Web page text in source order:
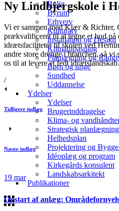
Bolig
Byrum
Erhverv
Kulturarv
Installation og Design
Klimatilpasning
Planlægning og
Børn og unge
Sundhed
Uddannelse
Ydelser
Ydelser
Brugerinddragelse
Klima- og
Strategisk planlægning
Helhedsplan
Projektering og
Idéoplæg og program
Kirkegårds konsulent
Landskabsarkitekt
Publikationer
Ny Lindbjergskole i
Vi er sammen med Kjær & Richter,
prækvalificeret til at tegne et bud
idrætsfaciliteter til skolen ved
andre store drenge i branchen, så
os til at levere et fedt idrætslandskab.
/
Tidligere indlæg
Næste indlæg
19 mar
Opstart af anlæg: